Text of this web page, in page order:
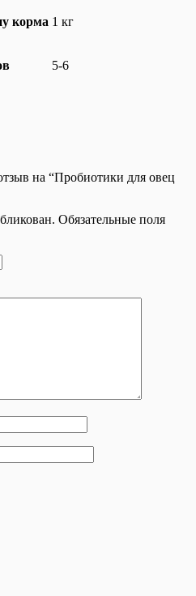
корма 1 кг
5-6
на “Пробиотики для овец
Обязательные поля